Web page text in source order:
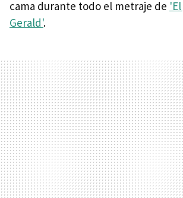
cama durante todo el metraje de
Gerald'.